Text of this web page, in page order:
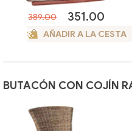
389.00 351.00
AÑADIR A LA CESTA